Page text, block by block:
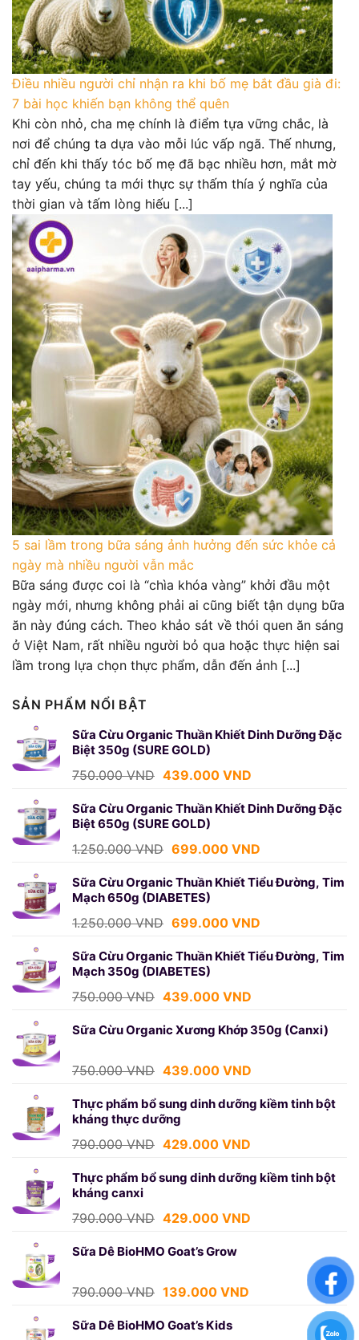
Điều nhiều người chỉ nhận ra khi bố mẹ bắt đầu già đi:
7 bài học khiến bạn không thể quên
Khi còn nhỏ, cha mẹ chính là điểm tựa vững chắc, là
nơi để chúng ta dựa vào mỗi lúc vấp ngã. Thế nhưng,
chỉ đến khi thấy tóc bố mẹ đã bạc nhiều hơn, mắt mờ
tay yếu, chúng ta mới thực sự thấm thía ý nghĩa của
thời gian và tấm lòng hiếu [...]
5 sai lầm trong bữa sáng ảnh hưởng đến sức khỏe cả
ngày mà nhiều người vẫn mắc
Bữa sáng được coi là “chìa khóa vàng” khởi đầu một
ngày mới, nhưng không phải ai cũng biết tận dụng bữa
ăn này đúng cách. Theo khảo sát về thói quen ăn sáng
ở Việt Nam, rất nhiều người bỏ qua hoặc thực hiện sai
lầm trong lựa chọn thực phẩm, dẫn đến ảnh [...]
SẢN PHẨM NỔI BẬT
Sữa Cừu Organic Thuần Khiết Dinh Dưỡng Đặc
Biệt 350g (SURE GOLD)
750.000VND Giá
là:
750.000 VND.
439.000 VNDGiá
tại
439.000 VND.
Sữa Cừu Organic Thuần Khiết Dinh Dưỡng Đặc
Biệt 650g (SURE GOLD)
1.250.000VND Giá
là:
1.250.000 VND.
699.000 VNDGiá
tại
Sữa Cừu Organic Thuần Khiết Tiểu Đường, Tim
Mạch 650g (DIABETES)
1.250.000VND Giá
là:
1.250.000 VND.
699.000 VNDGiá
tại
Sữa Cừu Organic Thuần Khiết Tiểu Đường, Tim
Mạch 350g (DIABETES)
750.000VND Giá
là:
439.000 VNDGiá
tại
Sữa Cừu Organic Xương Khớp 350g (Canxi)
750.000VND Giá
là:
750.000 VND.
439.000 VNDGiá
tại
Thực phẩm bổ sung dinh dưỡng kiềm tinh bột
kháng thực dưỡng
790.000VND Giá
là:
429.000 VNDGiá
tại
Thực phẩm bổ sung dinh dưỡng kiềm tinh bột
kháng canxi
790.000VND Giá
là:
429.000 VNDGiá
429.000 VND.
Sữa Dê BioHMO Goat’s Grow
790.000VND Giá
là:
139.000 VNDGiá
Sữa Dê BioHMO Goat’s Kids